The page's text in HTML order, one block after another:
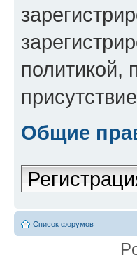
политикой,
Общие
Список форумов